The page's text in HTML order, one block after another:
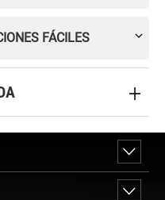
FÁCILES